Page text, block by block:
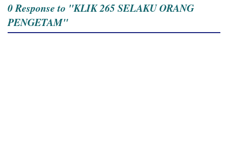
0 Response to "KLIK 265 SELAKU ORANG
PENGETAM"